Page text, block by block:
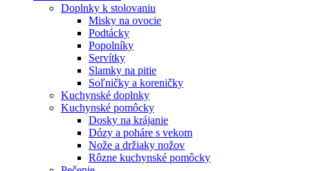
Doplnky k stolovaniu
Misky na ovocie
Podtácky
Popolníky
Servítky
Slamky na pitie
Soľničky a koreničky
Kuchynské doplnky
Kuchynské pomôcky
Dosky na krájanie
Dózy a poháre s vekom
Nože a držiaky nožov
Rôzne kuchynské pomôcky